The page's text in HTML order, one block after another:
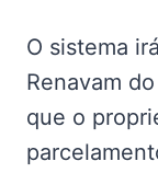
O sistema
Renavam
que o